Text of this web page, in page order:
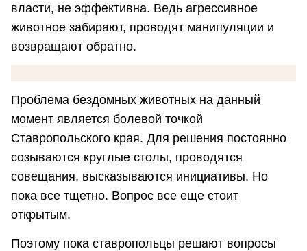
власти, не эффективна. Ведь агрессивное
животное забирают, проводят манипуляции и
возвращают обратно.
Проблема бездомных животных на данный
момент является болевой точкой
Ставропольского края. Для решения постоянно
созываются круглые столы, проводятся
совещания, высказываются инициативы. Но
пока все тщетно. Вопрос все еще стоит
открытым.
Поэтому пока ставропольцы решают вопросы